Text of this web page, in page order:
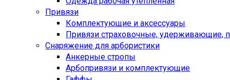
Привязи
Комплектующие и аксессуары
Привязи страховочные, удерживающие,
Снаряжение для арбористики
Анкерные стропы
Арбопривязи и комплектующие